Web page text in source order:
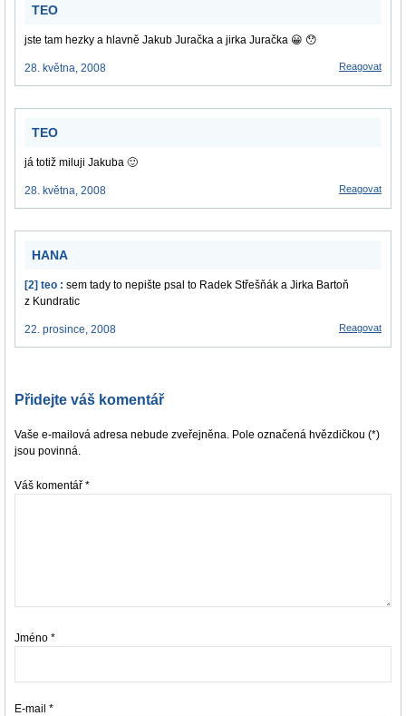
TEO
jste tam hezky a hlavně Jakub Juračka a jirka Juračka 😀 😯
28. května, 2008 Reagovat
TEO
já totiž miluji Jakuba 🙂
28. května, 2008 Reagovat
HANA
[2] teo : sem tady to nepište psal to Radek Střešňák a Jirka Bartoň
z Kundratic
22. prosince, 2008 Reagovat
Přidejte váš komentář
Vaše e-mailová adresa nebude zveřejněna. Pole označená hvězdičkou (*)
jsou povinná.
Váš komentář *
Jméno *
E-mail *